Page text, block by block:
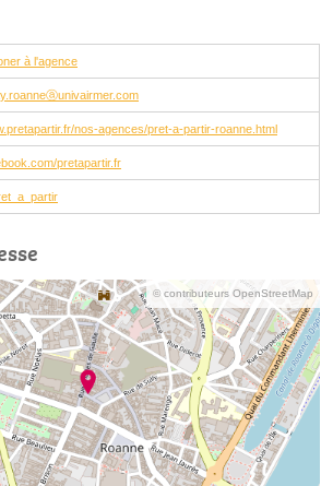
à l'agence
nos-agences/pret-a-partir-roanne.html
pretapartir.fr
© contributeurs OpenStreetMap